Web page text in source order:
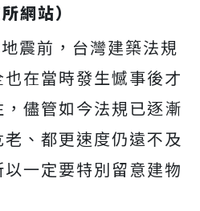
網站）
震前，台灣建築法規
在當時發生憾事後才
儘管如今法規已逐漸
、都更速度仍遠不及
一定要特別留意建物